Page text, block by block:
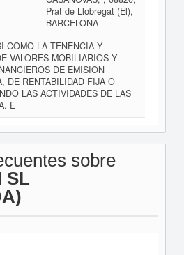
Prat de Llobregat (El),
BARCELONA
COMO LA TENENCIA Y
VALORES MOBILIARIOS Y
DE EMISION
DE RENTABILIDAD FIJA O
LAS ACTIVIDADES DE LAS
E
sobre
SL